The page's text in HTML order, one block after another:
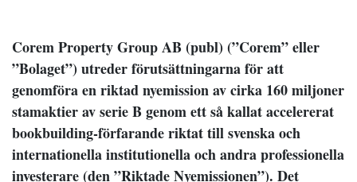
Corem Property Group AB (publ) (”Corem” eller
”Bolaget”) utreder förutsättningarna för att
genomföra en riktad nyemission av cirka 160 miljoner
stamaktier av serie B genom ett så kallat accelererat
bookbuilding-förfarande riktat till svenska och
internationella institutionella och andra professionella
investerare (den ”Riktade Nyemissionen”). Det